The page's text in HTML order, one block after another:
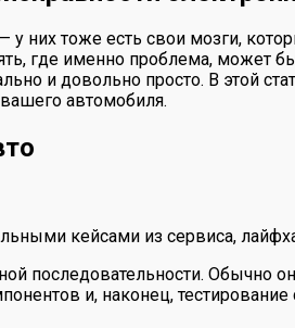
них тоже есть свои мозги,
где именно проблема, может
и довольно просто. В этой
автомобиля.
кейсами из сервиса,
последовательности. Обычно
и, наконец,